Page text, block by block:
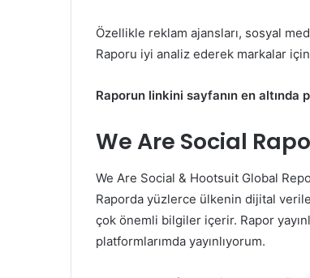
Özellikle reklam ajansları, sosyal
Raporu iyi analiz ederek markalar
Raporun linkini sayfanın en altında
We Are Social
We Are Social & Hootsuit Global
Raporda yüzlerce ülkenin dijital
çok önemli bilgiler içerir. Rapor
platformlarımda yayınlıyorum.